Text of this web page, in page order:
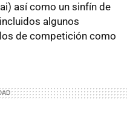
así como un sinfín de
algunos
de competición como